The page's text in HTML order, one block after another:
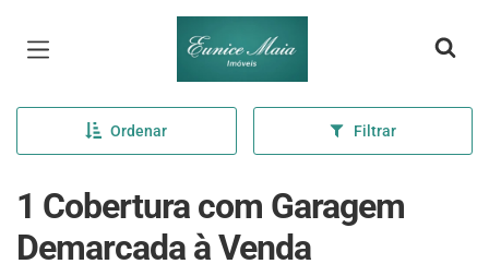
Página inicial
Ordenar Filtrar
1 Cobertura com Garagem
Demarcada à Venda